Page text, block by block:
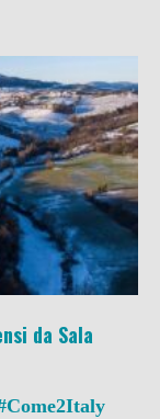
da Sala